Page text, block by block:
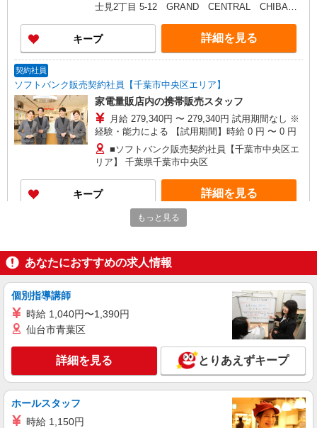
士見2丁目 5‐12 GRAND CENTRAL CHIBA
キープ 詳細を見る
契約社員
ソフトバンク販売契約社員【千葉市中央区エリア】
家電量販店内の携帯販売スタッフ
月給 279,340円 〜 279,340円 試用期間なし ※
経験・能力による 【試用期間】時給 0 円 〜 0 円
■ソフトバンク販売契約社員【千葉市中央区エ
リア】 千葉県千葉市中央区
キープ 詳細を見る
ソフトバンクショップの携帯販売スタッフ
月給 233,500円 〜 260,200円 固定残業代:
間あり 6ヶ月 ※経験・能力による 【試用期間】月
給 233500 円 〜 260200 円
■ソフトバンク千葉店 千葉県 千葉市中央区 富
士見2丁目 5‐12 GRAND CENTRAL CHIBA
キープ 詳細を見る
派遣社員
株式会社日本パーソナルビジネス 首都圏支社（T11_1201）
≪携帯販売｜家電量販店のソフトバンクコーナ
もっと見る
あなたにおすすめの求人情報
個別指導講師
時給 1,040円〜1,390円
仙台市青葉区
詳細を見る とりあえずキープ
ホールスタッフ
時給 1,150円